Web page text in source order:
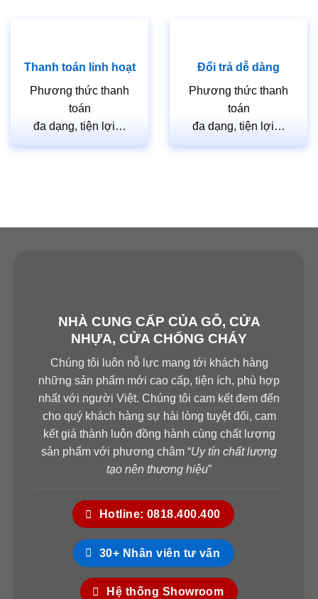
Thanh toán linh hoạt
Phương thức thanh
toán
đa dạng, tiện lợi…
Đổi trả dễ dàng
Phương thức thanh
toán
đa dạng, tiện lợi…
NHÀ CUNG CẤP CỦA GỖ, CỬA
NHỰA, CỬA CHỐNG CHÁY
Chúng tôi luôn nỗ lực mang tới khách hàng
những sản phẩm mới cao cấp, tiện ích, phù hợp
nhất với người Việt. Chúng tôi cam kết đem đến
cho quý khách hàng sự hài lòng tuyệt đối, cam
kết giá thành luôn đồng hành cùng chất lượng
sản phẩm với phương châm “Uy tín chất lượng
tạo nên thương hiệu”
Hotline: 0818.400.400
30+ Nhân viên tư vấn
Hệ thống Showroom